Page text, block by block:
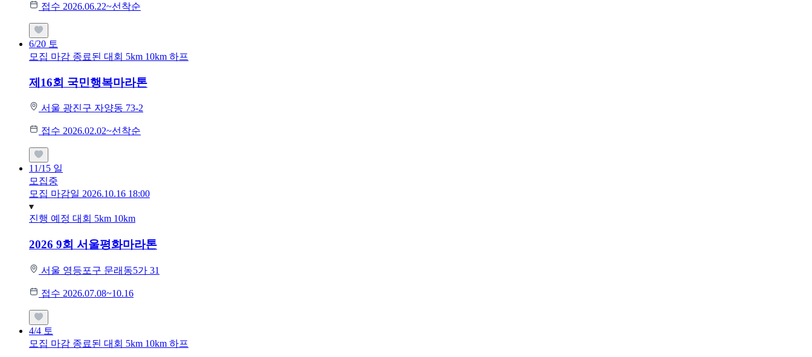
접수 2026.06.22~선착순
6/20 토
모집 마감 종료된 대회 5km 10km 하프
제16회 국민행복마라톤
서울 광진구 자양동 73-2
접수 2026.02.02~선착순
11/15 일
모집중
모집 마감일 2026.10.16 18:00
진행 예정 대회 5km 10km
2026 9회 서울평화마라톤
서울 영등포구 문래동5가 31
접수 2026.07.08~10.16
4/4 토
모집 마감 종료된 대회 5km 10km 하프